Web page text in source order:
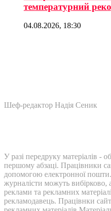
температурний
04.08.2026, 18:30
Шеф-редактор Надія Сеник
У разі передруку матеріалів -
першому абзаці. Працівники
допомогою електронної
журналісти можуть вибірково,
реклами та рекламних
рекламодавець. Працівнки